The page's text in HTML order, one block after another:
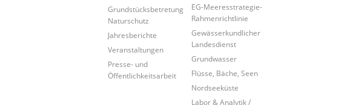
Grundstücksbetretung
Naturschutz
Jahresberichte
Veranstaltungen
Presse- und
Öffentlichkeitsarbeit
EG-Meeresstrategie-
Rahmenrichtlinie
Gewässerkundlicher
Landesdienst
Grundwasser
Flüsse, Bäche, Seen
Nordseeküste
Labor & Analytik /